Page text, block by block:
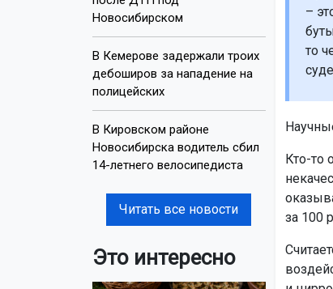
Новосибирском
В Кемерове задержали троих
дебоширов за нападение на
полицейских
В Кировском районе
Новосибирска водитель сбил
14-летнего велосипедиста
Читать все новости
Это интересно
–
то
Кто-то
за 100